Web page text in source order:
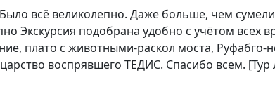
всё великолепно. Даже больше, чем
Экскурсия подобрана удобно с учётом всех
плато с животными-раскол моста, Руфабго-
воспрявшего ТЕДИС. Спасибо всем. [Тур